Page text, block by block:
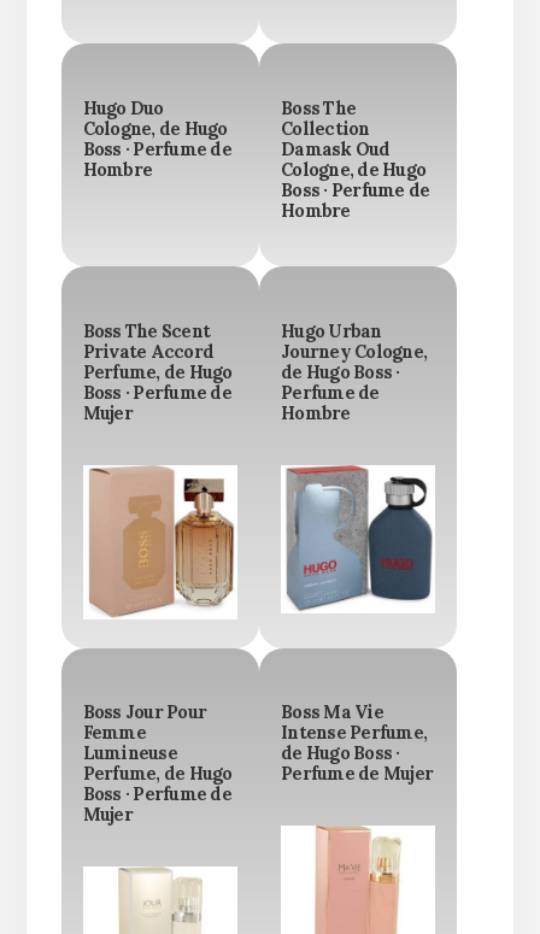
Hugo Duo
Cologne, de Hugo
Boss · Perfume de
Hombre
Boss The
Collection
Damask Oud
Cologne, de Hugo
Boss · Perfume de
Hombre
Boss The Scent
Private Accord
Perfume, de Hugo
Boss · Perfume de
Mujer
Hugo Urban
Journey Cologne,
de Hugo Boss ·
Perfume de
Hombre
Boss Jour Pour
Femme
Lumineuse
Perfume, de Hugo
Boss · Perfume de
Mujer
Boss Ma Vie
Intense Perfume,
de Hugo Boss ·
Perfume de Mujer